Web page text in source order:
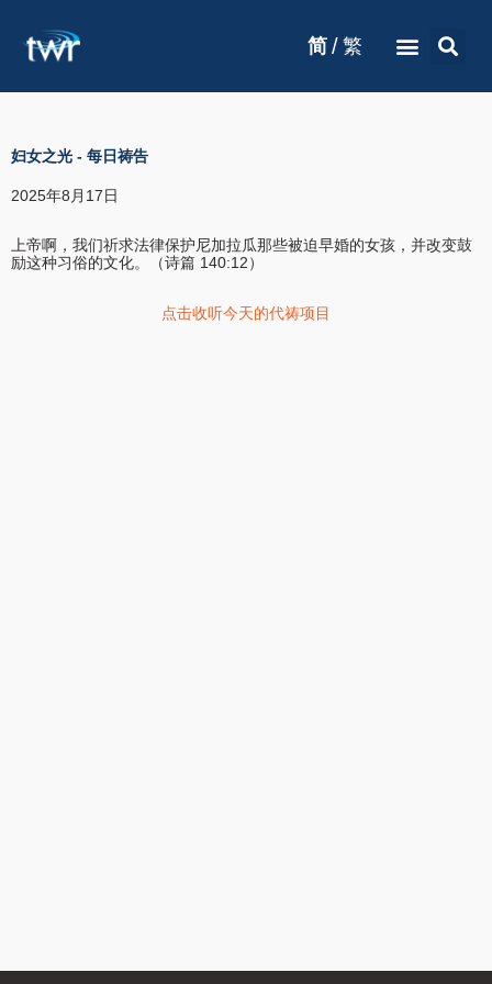
简 / 繁
妇女之光 - 每日祷告
2025年8月17日
上帝啊，我们祈求法律保护尼加拉瓜那些被迫早婚的女孩，并改变鼓
励这种习俗的文化。（诗篇 140:12）
点击收听今天的代祷项目